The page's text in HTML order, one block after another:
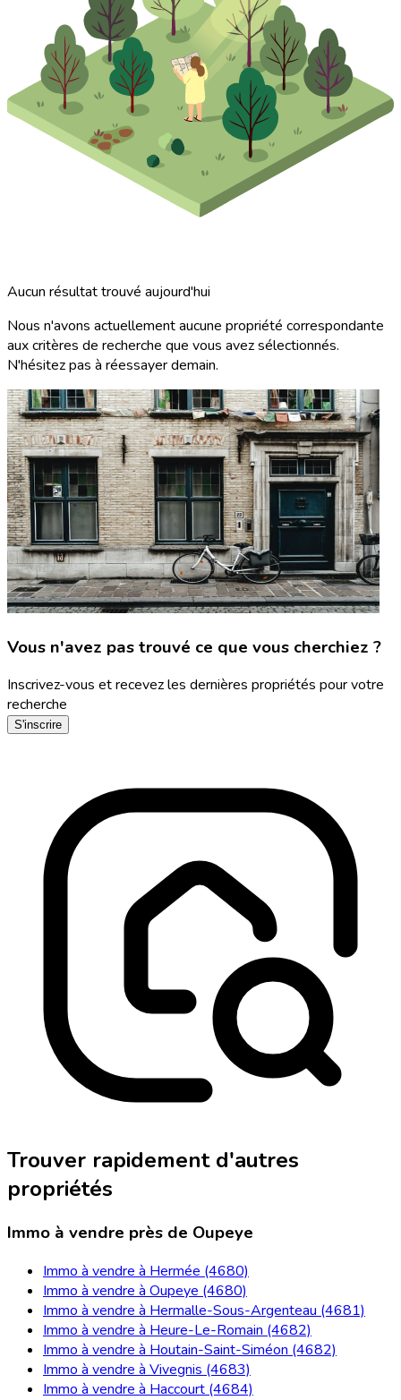
Aucun résultat trouvé aujourd'hui
Nous n'avons actuellement aucune propriété correspondante
aux critères de recherche que vous avez sélectionnés.
N'hésitez pas à réessayer demain.
Vous n'avez pas trouvé ce que vous cherchiez ?
Inscrivez-vous et recevez les dernières propriétés pour votre
recherche
S'inscrire
Trouver rapidement d'autres
propriétés
Immo à vendre près de Oupeye
Immo à vendre à Hermée (4680)
Immo à vendre à Oupeye (4680)
Immo à vendre à Hermalle-Sous-Argenteau (4681)
Immo à vendre à Heure-Le-Romain (4682)
Immo à vendre à Houtain-Saint-Siméon (4682)
Immo à vendre à Vivegnis (4683)
Immo à vendre à Haccourt (4684)